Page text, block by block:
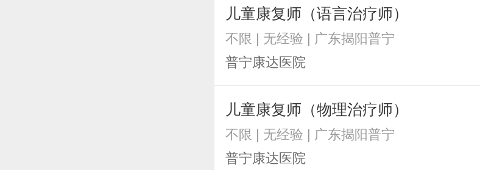
儿童康复师（语言治疗师）
不限 | 无经验 | 广东揭阳普宁
普宁康达医院
儿童康复师（物理治疗师）
不限 | 无经验 | 广东揭阳普宁
普宁康达医院